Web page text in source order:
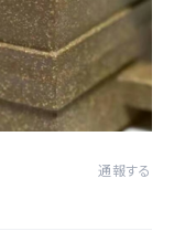
通報する